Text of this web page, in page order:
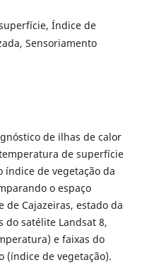
Índice de
Sensoriamento
de ilhas de calor
de superfície
índice de vegetação da
o espaço
Cajazeiras, estado da
do satélite Landsat 8,
e faixas do
(índice de vegetação).